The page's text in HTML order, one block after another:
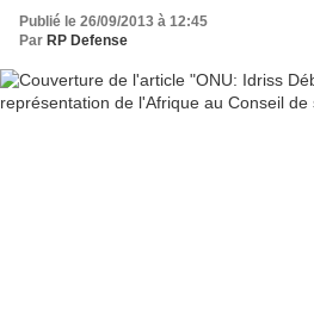
Publié le 26/09/2013 à 12:45
Par RP Defense